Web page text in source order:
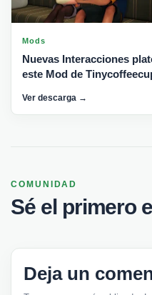
Mods
Nuevas Interacciones
este Mod de
Ver descarga →
COMUNIDAD
Sé el primero
Deja un